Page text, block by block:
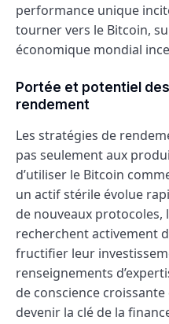
performance unique
tourner vers le Bitcoin,
économique mondial
Portée et potentiel
rendement
Les stratégies de
pas seulement aux
d’utiliser le Bitcoin
un actif stérile évolue
de nouveaux protocoles,
recherchent activement
fructifier leur
renseignements
de conscience
devenir la clé de la